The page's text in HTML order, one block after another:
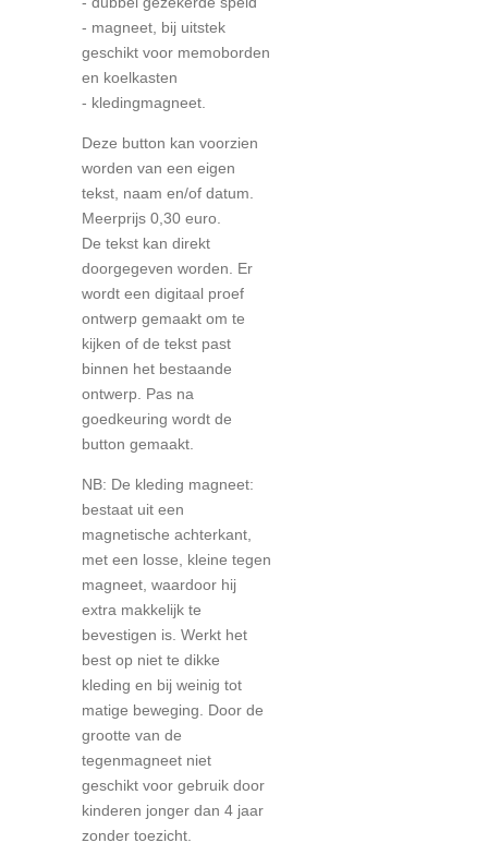
- magneet, bij uitstek
geschikt voor memoborden
en koelkasten
- kledingmagneet.
Deze button kan voorzien
worden van een eigen
tekst, naam en/of datum.
Meerprijs 0,30 euro.
De tekst kan direkt
doorgegeven worden. Er
wordt een digitaal proef
ontwerp gemaakt om te
kijken of de tekst past
binnen het bestaande
ontwerp. Pas na
goedkeuring wordt de
button gemaakt.
NB: De kleding magneet:
bestaat uit een
magnetische achterkant,
met een losse, kleine tegen
magneet, waardoor hij
extra makkelijk te
bevestigen is. Werkt het
best op niet te dikke
kleding en bij weinig tot
matige beweging. Door de
grootte van de
tegenmagneet niet
geschikt voor gebruik door
kinderen jonger dan 4 jaar
zonder toezicht.